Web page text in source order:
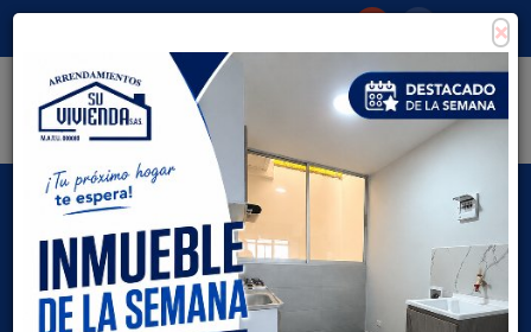
Tipo de inmueble
×